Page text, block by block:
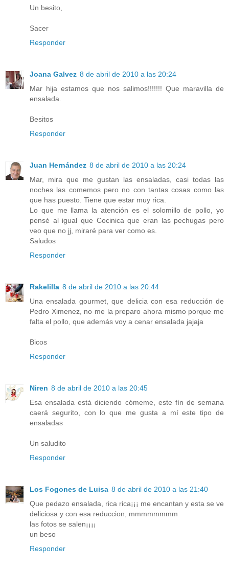
Un besito,
Sacer
Responder
Joana Galvez 8 de abril de 2010 a las 20:24
Mar hija estamos que nos salimos!!!!!!! Que maravilla de
ensalada.
Besitos
Responder
Juan Hernández 8 de abril de 2010 a las 20:24
Mar, mira que me gustan las ensaladas, casi todas las
noches las comemos pero no con tantas cosas como las
que has puesto. Tiene que estar muy rica.
Lo que me llama la atención es el solomillo de pollo, yo
pensé al igual que Cocinica que eran las pechugas pero
veo que no jj, miraré para ver como es.
Saludos
Responder
Rakelilla 8 de abril de 2010 a las 20:44
Una ensalada gourmet, que delicia con esa reducción de
Pedro Ximenez, no me la preparo ahora mismo porque me
falta el pollo, que además voy a cenar ensalada jajaja
Bicos
Responder
Niren 8 de abril de 2010 a las 20:45
Esa ensalada está diciendo cómeme, este fín de semana
caerá segurito, con lo que me gusta a mí este tipo de
ensaladas
Un saludito
Responder
Los Fogones de Luisa 8 de abril de 2010 a las 21:40
Que pedazo ensalada, rica rica¡¡¡ me encantan y esta se ve
deliciosa y con esa reduccion, mmmmmmmm
las fotos se salen¡¡¡¡
un beso
Responder